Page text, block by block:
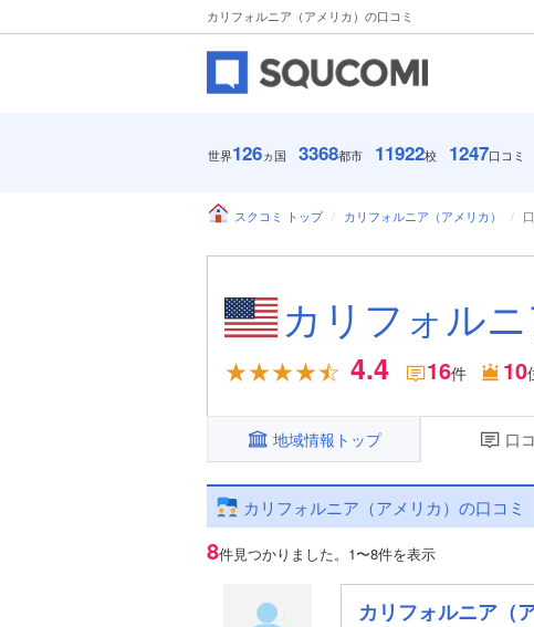
カリフォルニア（アメリカ）の口コミ
世界126ヵ国 3368都市 11922校 1247口コミ
スクコミ トップ カリフォルニア（アメリカ）
カリフォルニ
4.4 16件 10
地域情報トップ 口
カリフォルニア（アメリカ）の口コミ
8件見つかりました。 1〜8件を表示
カリフォルニア（